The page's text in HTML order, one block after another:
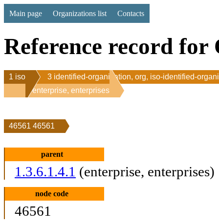
Main page Organizations list Contacts
Reference record for
1 iso
3 identified-organization, org, iso-identified-
1 enterprise, enterprises
46561 46561
parent
1.3.6.1.4.1 (enterprise, enterprises)
node code
46561